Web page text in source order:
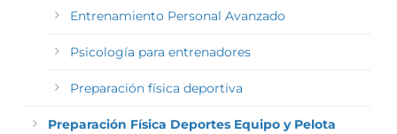
Entrenamiento Personal Avanzado
Psicología para entrenadores
Preparación física deportiva
Preparación Física Deportes Equipo y Pelota